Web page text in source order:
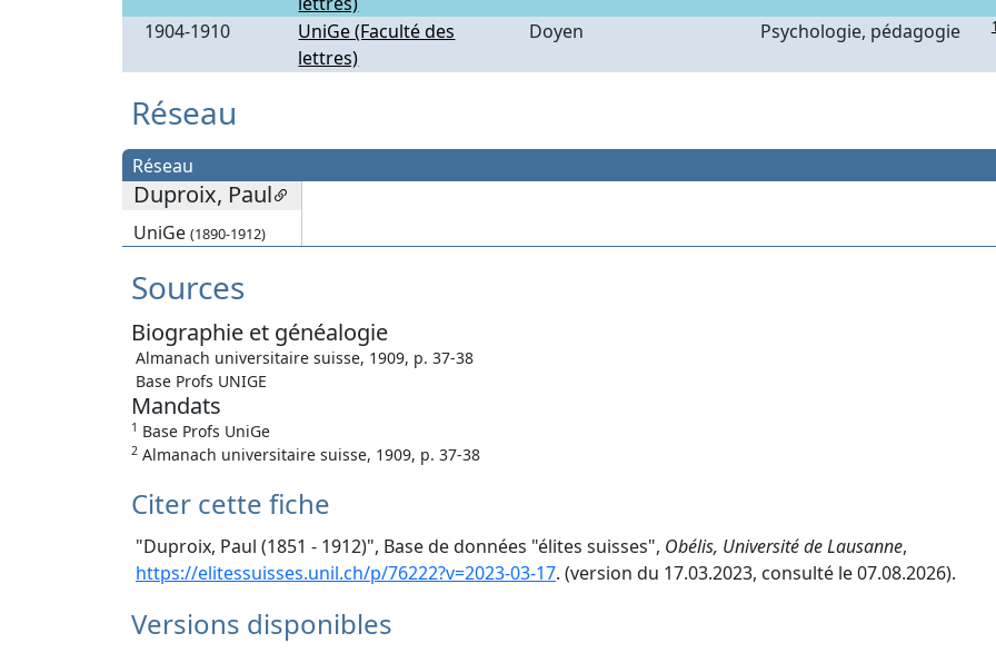
1904-1910
UniGe (Faculté des
lettres)
Doyen Psychologie, pédagogie
Réseau
Réseau
Duproix, Paul
UniGe (1890-1912)
Sources
Biographie et généalogie
Almanach universitaire suisse, 1909, p. 37-38
Base Profs UNIGE
Mandats
1 Base Profs UniGe
2 Almanach universitaire suisse, 1909, p. 37-38
Citer cette fiche
"Duproix, Paul (1851 - 1912)", Base de données "élites suisses", Obélis, Université de Lausanne,
https://elitessuisses.unil.ch/p/76222?v=2023-03-17. (version du 17.03.2023, consulté le 07.08.2026).
Versions disponibles